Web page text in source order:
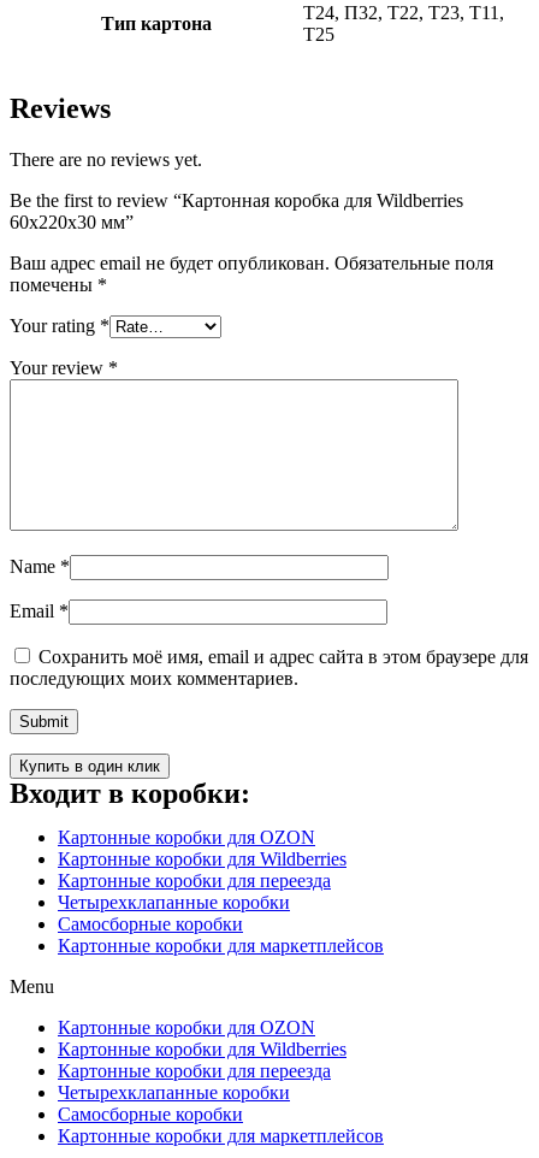
Тип картона
Т24, П32, Т22, Т23, Т11,
Т25
Reviews
There are no reviews yet.
Be the first to review “Картонная коробка для Wildberries
60х220х30 мм”
Ваш адрес email не будет опубликован. Обязательные поля
помечены *
Your rating *
Your review *
Name *
Email *
Сохранить моё имя, email и адрес сайта в этом браузере для
последующих моих комментариев.
Купить в один клик
Входит в коробки:
Картонные коробки для OZON
Картонные коробки для Wildberries
Картонные коробки для переезда
Четырехклапанные коробки
Самосборные коробки
Картонные коробки для маркетплейсов
Menu
Картонные коробки для OZON
Картонные коробки для Wildberries
Картонные коробки для переезда
Четырехклапанные коробки
Самосборные коробки
Картонные коробки для маркетплейсов